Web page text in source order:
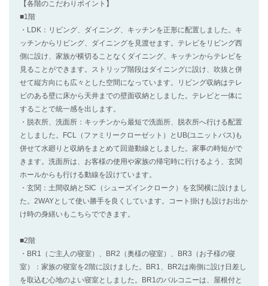
【各階のこだわりポイント】
■1階
・LDK：リビング、ダイニング、キッチンを正形に配置しました。キ
ッチンからリビング、ダイニングを見渡せます。テレビをリビング西
側に設け、家族が横切ることなくダイニング、キッチンからテレビを
見ることができます。ストリップ階段はダイニングに設け、吹抜と併
せて縦方向にも広々とした空間になっています。リビング収納はテレ
ビのある壁に床から天井までの壁面収納としました。テレビと一体に
することで統一感を出します。
・脱衣所、洗面所：キッチンから最短で洗面所、脱衣所へ行ける配置
としました。FCL（ファミリークローゼット）とUB(ユニットバス)も
併せて水廻りと収納をまとめて回遊動線としました。家事の時短がで
きます。洗面所は、お客様の使用や家族の帰宅時に行けるよう、玄関
ホールからも行ける動線を設けています。
・玄関：土間収納とSIC（シューズインクローク）を玄関横に設けまし
た。2WAYとして使い勝手を良くしています。コート掛けも設けお出か
け時の身繕いもこちらでできます。
■2階
・BR1（ご主人の寝室）、BR2（奥様の寝室）、BR3（お子様の寝
室）：家族の寝室を2階に設けました。BR1、BR2は南側に設け日差し
を取込む心地のよい寝室としました。BR1のバルコニーは、屋根付と